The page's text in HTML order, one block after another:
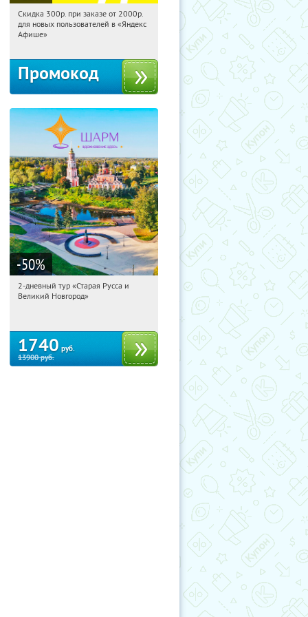
02:12:29 Получили:65
Россия
Скидка 300р. при заказе от 2000р.
для новых пользователей в «Яндекс
Афише»
Промокод
-50%
02:12:29 Купили:
2-дневный тур «Старая Русса и
Великий Новгород»
1740 руб.
13900руб.